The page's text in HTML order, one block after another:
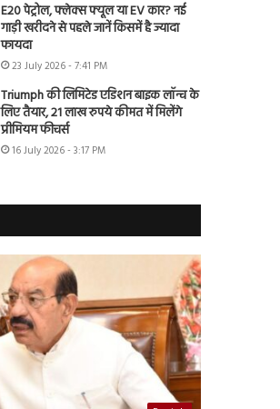
E20 पेट्रोल, फ्लेक्स फ्यूल या EV कार? नई
गाड़ी खरीदने से पहले जानें किसमें है ज्यादा
फायदा
23 July 2026 - 7:41 PM
Triumph की लिमिटेड एडिशन बाइक लॉन्च के
लिए तैयार, 21 लाख रुपये कीमत में मिलेंगे
प्रीमियम फीचर्स
16 July 2026 - 3:17 PM